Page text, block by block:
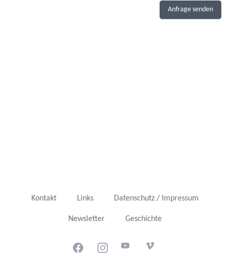
Anfrage senden
Kontakt Links Datenschutz / Impressum
Newsletter Geschichte
FacebookInstagramYoutubeVimeo